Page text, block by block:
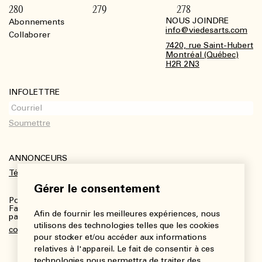
Gérer le consentement
Afin de fournir les meilleures expériences, nous
utilisons des technologies telles que les cookies
pour stocker et/ou accéder aux informations
relatives à l'appareil. Le fait de consentir à ces
Abonnements
Collaborer
NOUS JOINDRE
info@viedesarts.com
7420, rue Saint-Hubert
Montréal (Québec)
H2R 2N3
INFOLETTRE
ANNONCEURS
Télécharger le kit média
Pour plus de renseignements :
Fanny Charbonneau, Responsable des communications,
partenariats et publicités
communications@viedesarts.com
280 279 278